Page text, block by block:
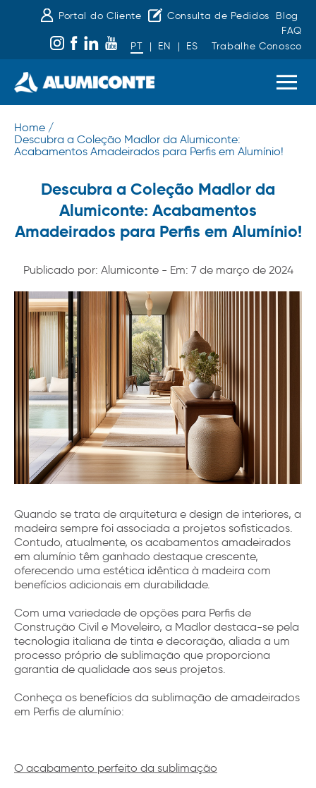
Portal do Cliente Consulta de Pedidos
Blog
FAQ
PT
| EN | ES Trabalhe Conosco
Home /
Descubra a Coleção Madlor da Alumiconte:
Acabamentos Amadeirados para Perfis em Alumínio!
Descubra a Coleção Madlor da
Alumiconte: Acabamentos
Amadeirados para Perfis em Alumínio!
Publicado por: Alumiconte - Em: 7 de março de 2024
Quando se trata de arquitetura e design de interiores, a
madeira sempre foi associada a projetos sofisticados.
Contudo, atualmente, os acabamentos amadeirados
em alumínio têm ganhado destaque crescente,
oferecendo uma estética idêntica à madeira com
benefícios adicionais em durabilidade.
Com uma variedade de opções para Perfis de
Construção Civil e Moveleiro, a Madlor destaca-se pela
tecnologia italiana de tinta e decoração, aliada a um
processo próprio de sublimação que proporciona
garantia de qualidade aos seus projetos.
Conheça os benefícios da sublimação de amadeirados
em Perfis de alumínio:
O acabamento perfeito da sublimação